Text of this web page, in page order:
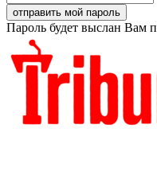
Пароль будет выслан Вам